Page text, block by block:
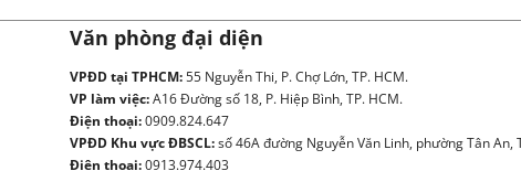
Văn phòng đại diện
VPĐD tại TPHCM:55 Nguyễn Thi, P. Chợ Lớn, TP. HCM.
VP làm việc:A16 Đường số 18, P. Hiệp Bình, TP. HCM.
Điện thoại:0909.824.647
VPĐD Khu vực ĐBSCL:số 46A đường Nguyễn Văn Linh, phường Tân An,
Điện thoại:0913.974.403